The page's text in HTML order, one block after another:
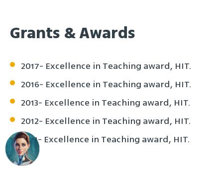
Grants & Awards
2017- Excellence in Teaching award, HIT.
2016- Excellence in Teaching award, HIT.
2013- Excellence in Teaching award, HIT.
2012- Excellence in Teaching award, HIT.
2011- Excellence in Teaching award, HIT.